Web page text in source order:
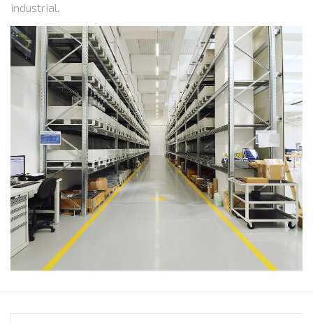
industrial.